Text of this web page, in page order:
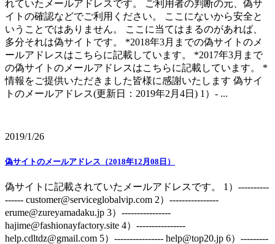
れていたメールアドレスです。 ご利用者の判断の元、偽サ
イトの確認などでご利用ください。 ここにないから安全と
いうことではありません。 ここに当てはまるのがあれば、
多分それは偽サイトです。 *2018年3月までの偽サイトのメ
ールアドレスはこちらに記載しています。 *2017年3月まで
の偽サイトのメールアドレスはこちらに記載しています。 *
情報をご提供いただきました皆様に感謝いたします 偽サイ
トのメールアドレス(更新日：2019年2月4日) 1）- ...
2019/1/26
偽サイトのメールアドレス（2018年12月08日）
偽サイトに記載されていたメールアドレスです。 1）----------
------ customer@serviceglobalvip.com 2）----------------
erume@zureyamadaku.jp 3）----------------
hajime@fashionayfactory.site 4）----------------
help.cdltdz@gmail.com 5）---------------- help@top20.jp 6）---------